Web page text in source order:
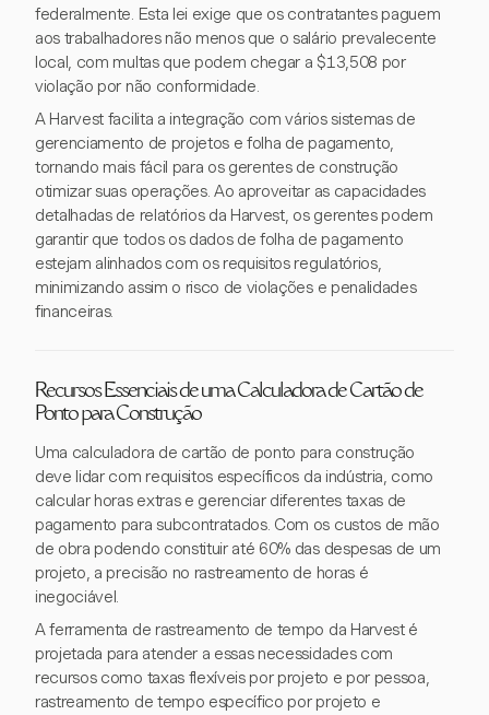
federalmente. Esta lei exige que os contratantes paguem
aos trabalhadores não menos que o salário prevalecente
local, com multas que podem chegar a $13,508 por
violação por não conformidade.
A Harvest facilita a integração com vários sistemas de
gerenciamento de projetos e folha de pagamento,
tornando mais fácil para os gerentes de construção
otimizar suas operações. Ao aproveitar as capacidades
detalhadas de relatórios da Harvest, os gerentes podem
garantir que todos os dados de folha de pagamento
estejam alinhados com os requisitos regulatórios,
minimizando assim o risco de violações e penalidades
financeiras.
Recursos Essenciais de uma Calculadora de Cartão de
Ponto para Construção
Uma calculadora de cartão de ponto para construção
deve lidar com requisitos específicos da indústria, como
calcular horas extras e gerenciar diferentes taxas de
pagamento para subcontratados. Com os custos de mão
de obra podendo constituir até 60% das despesas de um
projeto, a precisão no rastreamento de horas é
inegociável.
A ferramenta de rastreamento de tempo da Harvest é
projetada para atender a essas necessidades com
recursos como taxas flexíveis por projeto e por pessoa,
rastreamento de tempo específico por projeto e